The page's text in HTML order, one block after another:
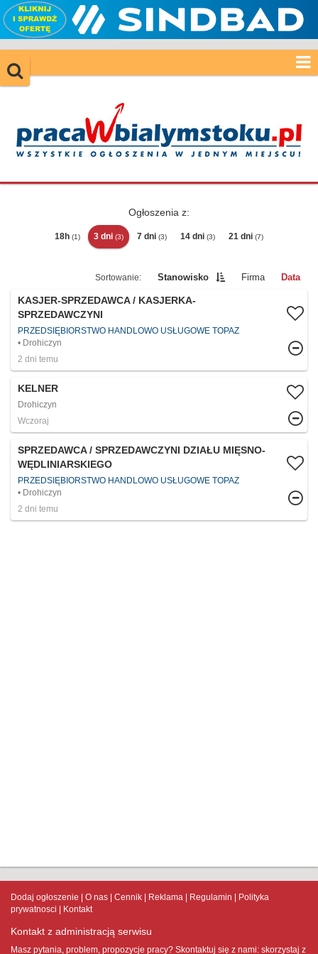
Ogłoszenia z:
18h (1) 3 dni (3) 7 dni (3) 14 dni (3) 21 dni (7)
Stanowisko Firma Data
KASJER-SPRZEDAWCA / KASJERKA-
SPRZEDAWCZYNI
PRZEDSIĘBIORSTWO HANDLOWO USŁUGOWE TOPAZ
Drohiczyn
2 dni temu
KELNER
Drohiczyn
Wczoraj
SPRZEDAWCA / SPRZEDAWCZYNI DZIAŁU MIĘSNO-
WĘDLINIARSKIEGO
PRZEDSIĘBIORSTWO HANDLOWO USŁUGOWE TOPAZ
Drohiczyn
2 dni temu
Dodaj ogłoszenie O nas Cennik Reklama Regulamin
Polityka
prywatnosci
Kontakt
Kontakt z administracją serwisu
Masz pytania, problem, propozycje pracy? Skontaktuj się z nami: skorzystaj z